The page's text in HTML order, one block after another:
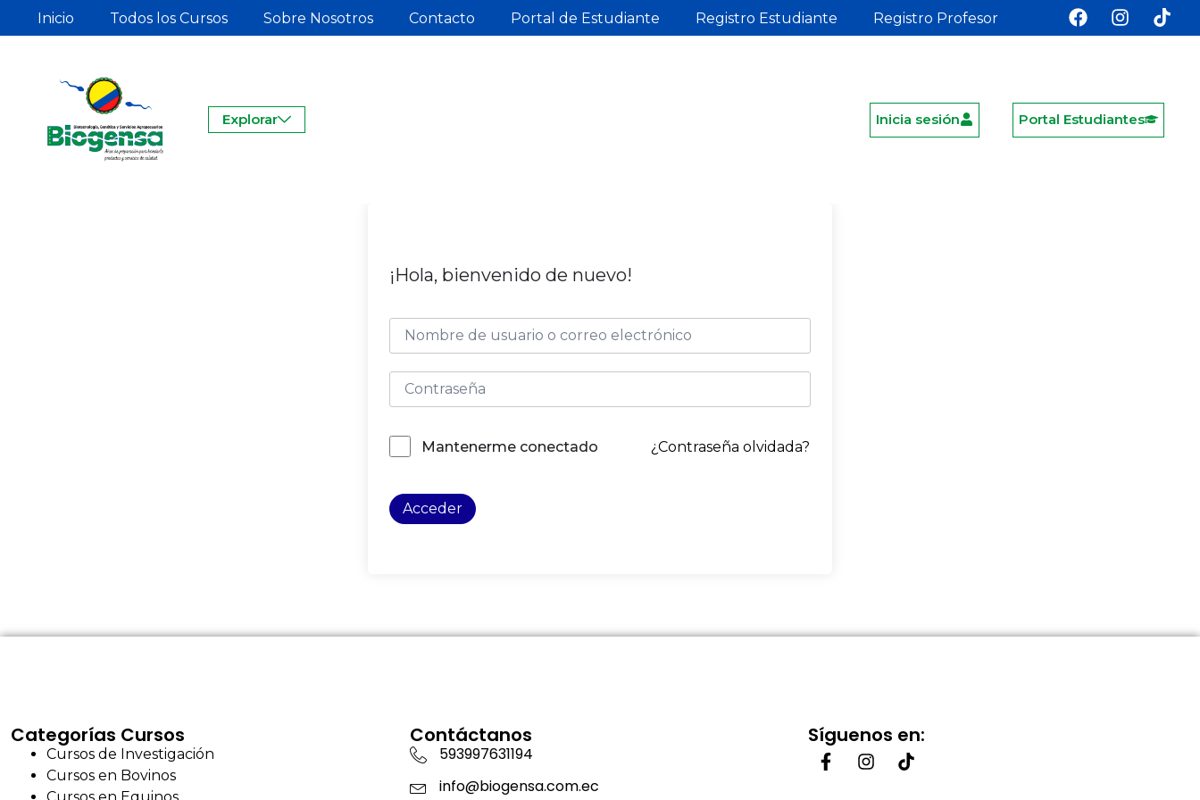
Inicio Todos los Cursos Sobre Nosotros Contacto Portal de Estudiante Registro Estudiante Registro Profesor
Explorar Inicia sesión Portal Estudiantes
¡Hola, bienvenido de nuevo!
Mantenerme conectado ¿Contraseña olvidada?
Acceder
Categorías Cursos
Cursos de Investigación
Cursos en Bovinos
Contáctanos
593997631194
info@biogensa.com.ec
Síguenos en: